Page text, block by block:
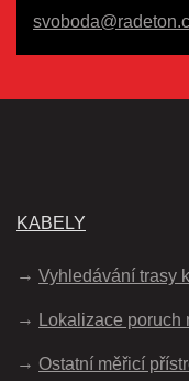
KABELY
Vyhledávání trasy
Lokalizace poruch
Ostatní měřicí